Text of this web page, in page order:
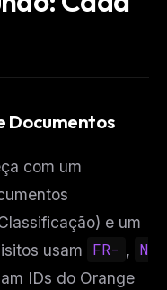
Documentos
com um
e um
usam
FR- , N
IDs do Orange